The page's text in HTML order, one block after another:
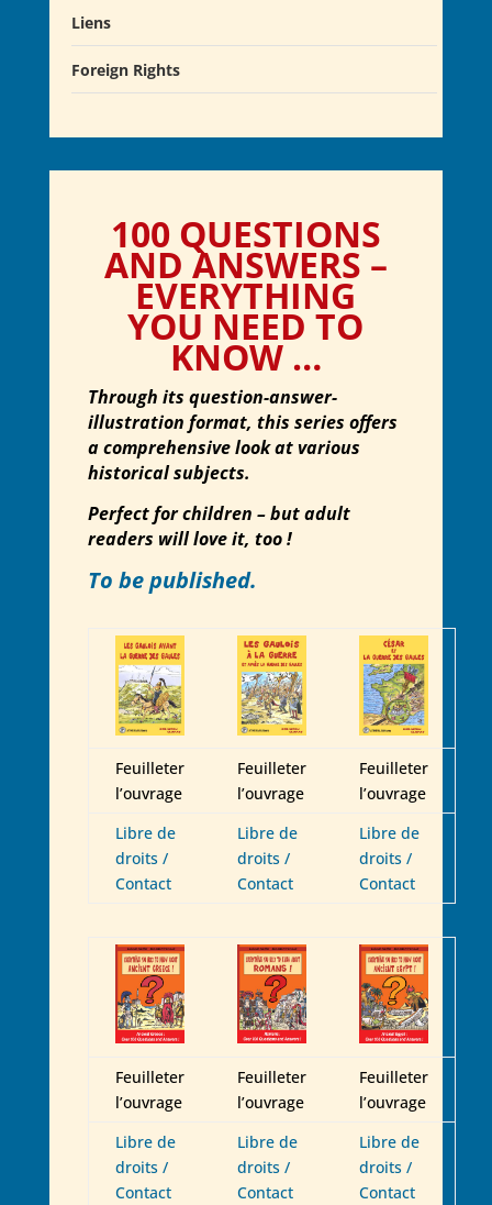
Actualités
Salons du Livre
Liens
Foreign Rights
100 QUESTIONS
AND ANSWERS –
EVERYTHING
YOU NEED TO
KNOW …
Through its question-answer-
illustration format, this series offers
a comprehensive look at various
historical subjects.
Perfect for children – but adult
readers will love it, too !
To be published.
Feuilleter
l’ouvrage
Feuilleter
l’ouvrage
Feuilleter
l’ouvrage
Libre de
droits /
Contact
Libre de
droits /
Contact
Libre de
droits /
Contact
Feuilleter
l’ouvrage
Feuilleter
l’ouvrage
Feuilleter
l’ouvrage
Libre de
droits /
Contact
Libre de
droits /
Contact
Libre de
droits /
Contact